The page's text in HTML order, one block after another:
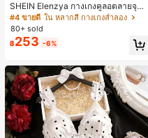
SHEIN Elenzya กางเกงคูลอตลายจุดเ
อวสูงแบบใหม่สำหรับฤดูใบไม้ผลิ/ฤดูร้อ
น, สไตล์หรูหราเหมาะสำหรับใส่ในชีวิต
ประจำวันและทำงาน, ให้ความรู้สึกวินเ
ทจสำหรับฤดูรับปริญญา, เทศกาลดนตร
#4 ขายดี ใน หลากสี กางเกงลำลอง
80+ sold
฿253 -6%